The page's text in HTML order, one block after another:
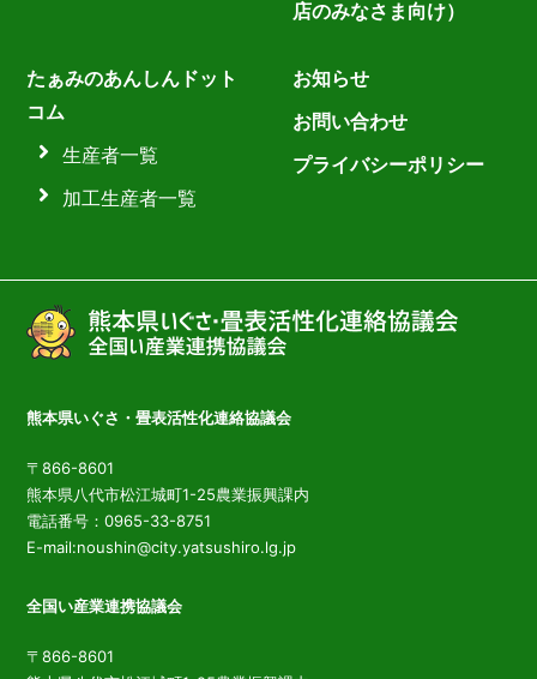
店のみなさま向け）
たぁみのあんしんドット
コム
生産者一覧
加工生産者一覧
お知らせ
お問い合わせ
プライバシーポリシー
熊本県いぐさ・畳表活性化連絡協議会
〒866-8601
熊本県八代市松江城町1-25農業振興課内
電話番号：0965-33-8751
E-mail:noushin@city.yatsushiro.lg.jp
全国い産業連携協議会
〒866-8601